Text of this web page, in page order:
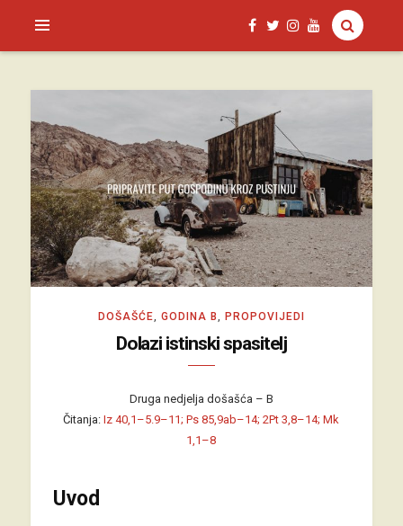
SAGUD.XYZ
DOŠAŠĆE GODINA B PROPOVIJEDI
Dolazi istinski spasitelj
Druga nedjelja došašća – B
Čitanja:Iz 40,1–5.9–11; Ps 85,9ab–14; 2Pt 3,8–14; Mk
1,1–8
Uvod